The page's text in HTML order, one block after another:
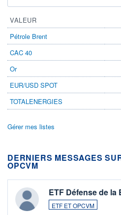
VALEUR
Pétrole Brent
CAC 40
Or
EUR/USD SPOT
TOTALENERGIES
Gérer mes listes
DERNIERS MESSAGES
OPCVM
ETF Défense de la
ETF ET OPCVM